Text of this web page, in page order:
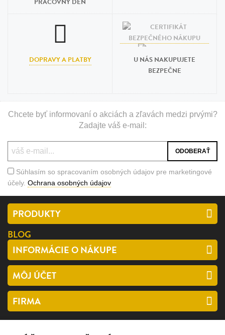
PRACOVNÝ DEŇ
DOPRAVY A PLATBY
U NÁS NAKUPUJETE
BEZPEČNE
Chcete byť informovaní o akciách a zľavách medzi prvými?
Zadajte váš e-mail:
Súhlasím so spracovaním osobných údajov pre marketingové
účely. Ochrana osobných údajov
PRODUKTY
BLOG
INFORMÁCIE O NÁKUPE
MÔJ ÚČET
FIRMA